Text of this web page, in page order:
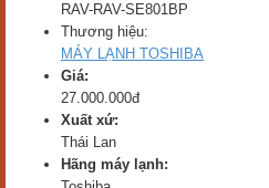
RAV-RAV-SE801BP
Thương hiệu:
MÁY LẠNH TOSHIBA
Giá:
27.000.000đ
Xuất xứ:
Thái Lan
Hãng máy lạnh: